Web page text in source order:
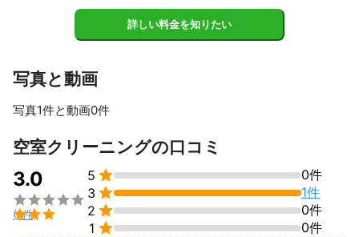
詳しい料金を知りたい
写真と動画
写真1件と動画0件
空室クリーニングの口コミ
3.0


(1件)
5 
0件
3 
1件
2 
0件
1  0件